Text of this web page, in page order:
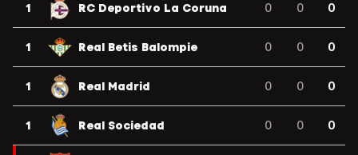
1 RC Deportivo La Coruna 0 0 0
1 Real Betis Balompie 0 0 0
1 Real Madrid 0 0 0
1 Real Sociedad 0 0 0